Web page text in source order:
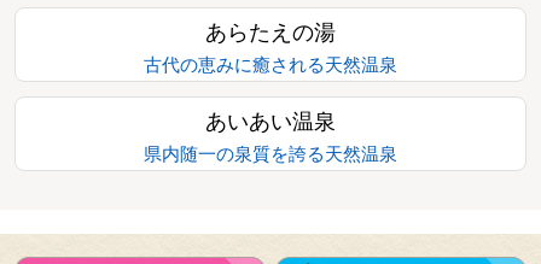
あらたえの湯
古代の恵みに癒される天然温泉
あいあい温泉
県内随一の泉質を誇る天然温泉